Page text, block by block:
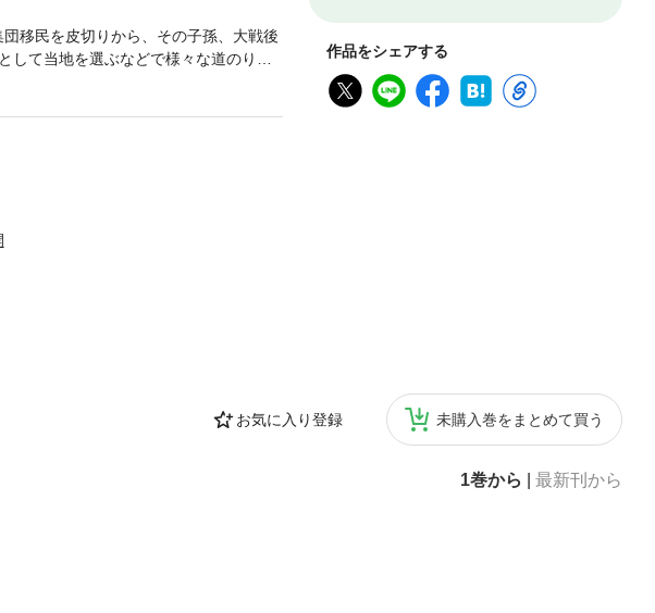
作品をシェアする
お気に入り登録 未購入巻をまとめて買う
1巻から 最新刊から
移民を皮切りから、その子孫、大戦後
て当地を選ぶなどで様々な道のりを
者ホームの人々。本書はそこでたくま
した一冊。前書『そうだったのか！